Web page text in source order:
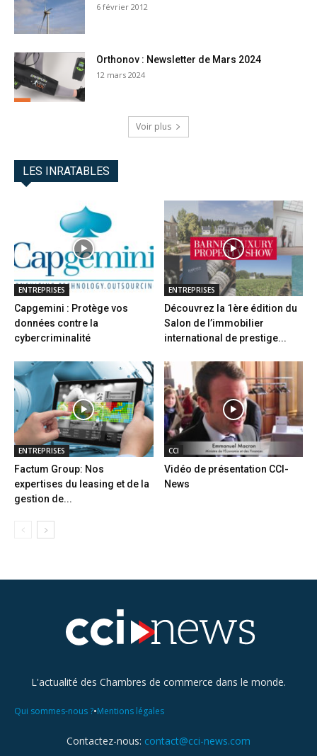
6 février 2012
Orthonov : Newsletter de Mars 2024
12 mars 2024
Voir plus
LES INRATABLES
ENTREPRISES
Capgemini : Protège vos
données contre la
cybercriminalité
ENTREPRISES
Découvrez la 1ère édition du
Salon de l’immobilier
international de prestige...
ENTREPRISES
Factum Group: Nos
expertises du leasing et de la
gestion de...
CCI
Vidéo de présentation CCI-
News
L'actualité des Chambres de commerce dans le monde.
Qui sommes-nous ?•Mentions légales
Contactez-nous: contact@cci-news.com